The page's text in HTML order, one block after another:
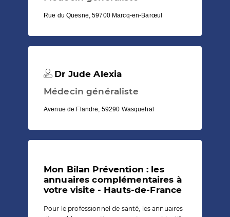
Rue du Quesne, 59700 Marcq-en-Barœul
Dr Jude Alexia
Médecin généraliste
Avenue de Flandre, 59290 Wasquehal
Mon Bilan Prévention : les
annuaires complémentaires à
votre visite - Hauts-de-France
Pour le professionnel de santé, les annuaires